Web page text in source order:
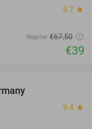
9.7 star
Regulier €67,50
€39
9.4 star